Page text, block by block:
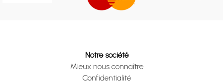
Notre société
Mieux nous connaître
Confidentialité